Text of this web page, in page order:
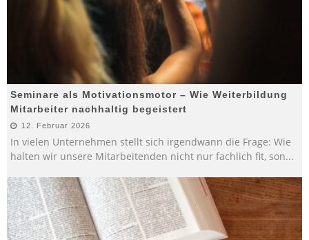
Seminare als Motivationsmotor – Wie Weiterbildung
Mitarbeiter nachhaltig begeistert
12. Februar 2026
In vielen Unternehmen stellt sich irgendwann die Frage: Wie
halten wir unsere Mitarbeitenden nicht nur fachlich fit, son...